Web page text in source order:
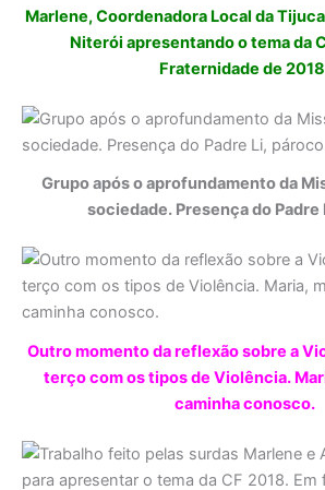
Marlene, Coordenadora Local da
Niterói apresentando o tema da
Fraternidade de
Grupo após o aprofundamento da
sociedade. Presença do Padre
Outro momento da reflexão sobre a
terço com os tipos de Violência.
caminha conosco.